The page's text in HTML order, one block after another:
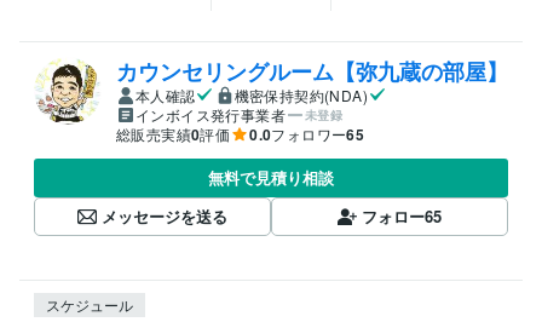
カウンセリングルーム【弥九蔵の部屋】
本人確認
機密保持契約(NDA)
インボイス発行事業者
未登録
総販売実績0評価 0.0フォロワー65
無料で見積り相談
メッセージを送る
フォロー65
スケジュール